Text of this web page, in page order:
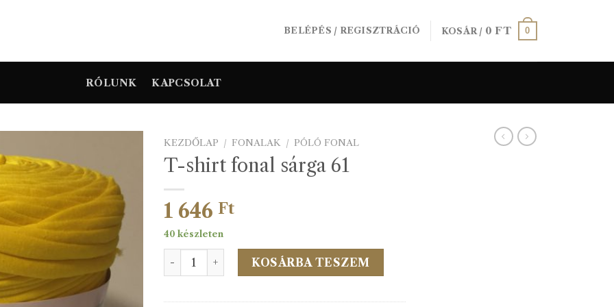
BELÉPÉS / REGISZTRÁCIÓ KOSÁR / 0FT 0
RÓLUNK KAPCSOLAT
KEZDŐLAP / FONALAK / PÓLÓ FONAL
T-shirt fonal sárga 61
1 646 Ft
40 készleten
T-shirt fonal sárga 61 mennyiség
KOSÁRBA TESZEM